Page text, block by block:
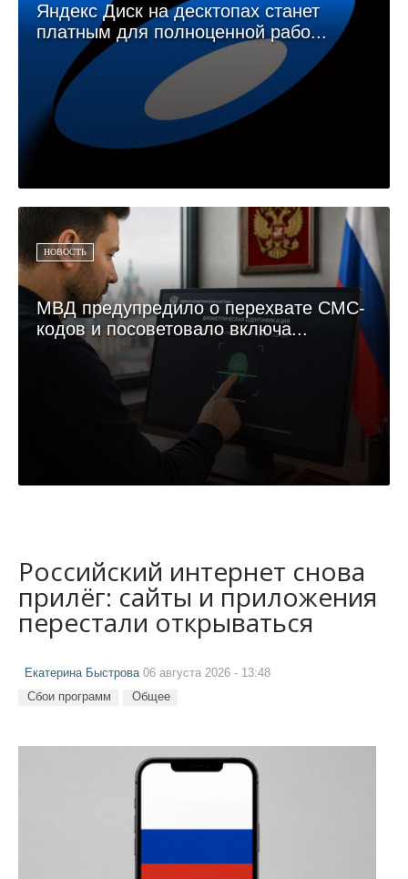
Яндекс Диск на десктопах станет
платным для полноценной рабо...
НОВОСТЬ
МВД предупредило о перехвате СМС-
кодов и посоветовало включа...
Российский интернет снова
прилёг: сайты и приложения
перестали открываться
Екатерина Быстрова06 августа 2026 - 13:48
Сбои программ Общее